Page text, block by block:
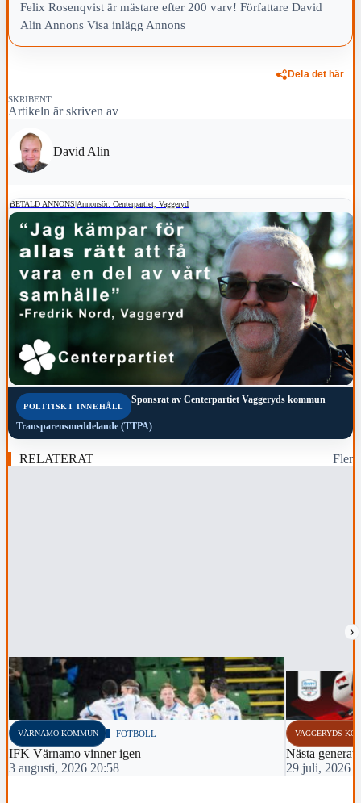
Felix Rosenqvist är mästare efter 200 varv! Författare David
Alin Annons Visa inlägg Annons
Dela det här
SKRIBENT
Artikeln är skriven av
David Alin
BETALD ANNONS|Annonsör: Centerpartiet, Vaggeryd
POLITISKT INNEHÅLL
Sponsrat av Centerpartiet Vaggeryds kommun
Transparensmeddelande (TTPA)
RELATERAT Fler
›
VÄRNAMO KOMMUN FOTBOLL
IFK Värnamo vinner igen
3 augusti, 2026 20:58
VAGGERYDS
Nästa
29 juli, 2026